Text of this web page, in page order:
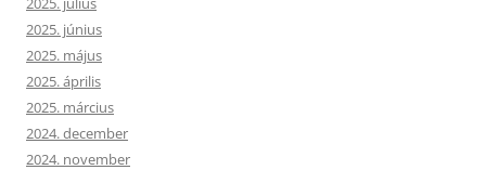
2025. június
2025. május
2025. április
2025. március
2024. december
2024. november